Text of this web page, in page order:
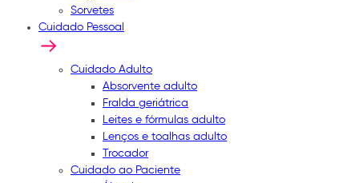
Sorvetes
Cuidado Pessoal
Cuidado Adulto
Absorvente adulto
Fralda geriátrica
Leites e fórmulas adulto
Lenços e toalhas adulto
Trocador
Cuidado ao Paciente